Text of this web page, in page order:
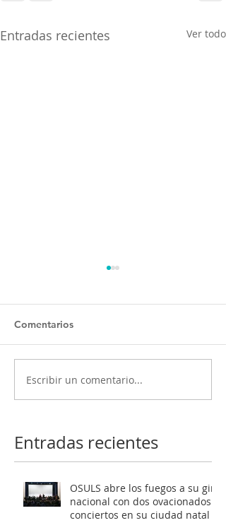
Entradas recientes Ver todo
OSULS ofrecerá dos
conciertos gratuitos
Comentarios
Escribir un comentario...
Entradas recientes
OSULS abre los fuegos a su gira
nacional con dos ovacionados
conciertos en su ciudad natal